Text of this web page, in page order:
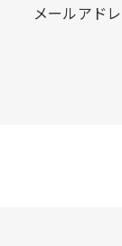
メールアド